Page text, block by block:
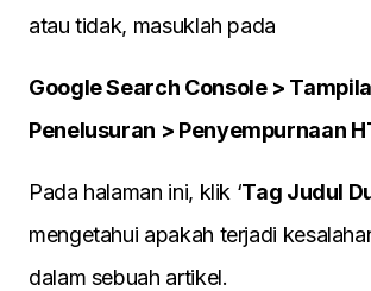
atau tidak, masuklah pada
Google Search Console >
Penelusuran > Penyempurnaan
Pada halaman ini, klik ‘Tag Judul
mengetahui apakah terjadi
dalam sebuah artikel.